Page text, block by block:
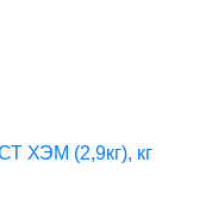
ХЭМ (2,9кг), кг